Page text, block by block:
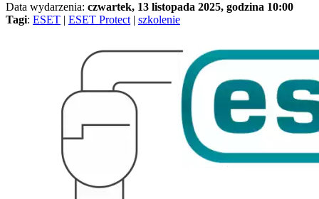
Data wydarzenia: czwartek, 13 listopada 2025, godzina 10:00
Tagi: ESET | ESET Protect | szkolenie